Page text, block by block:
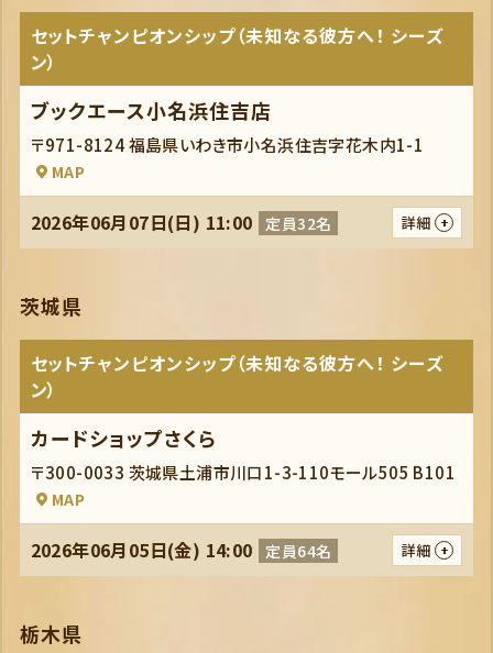
セットチャンピオンシップ（未知なる彼方へ！ シーズ
ン）
ブックエース小名浜住吉店
〒971-8124 福島県いわき市小名浜住吉字花木内1-1
MAP
2026年06月07日(日) 11:00 定員32名 詳細
茨城県
セットチャンピオンシップ（未知なる彼方へ！ シーズ
ン）
カードショップさくら
〒300-0033 茨城県土浦市川口1-3-110モール505 B101
MAP
2026年06月05日(金) 14:00 定員64名 詳細
栃木県